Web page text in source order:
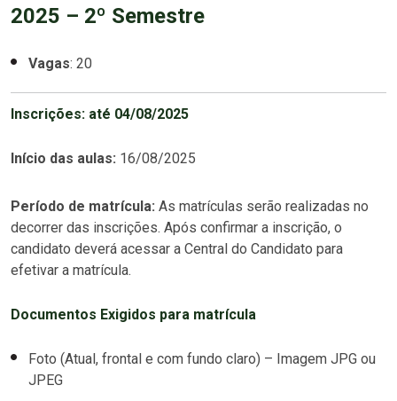
2025 – 2º Semestre
Vagas: 20
Inscrições: até 04/08/2025
Início das aulas: 16/08/2025
Período de matrícula: As matrículas serão realizadas no
decorrer das inscrições. Após confirmar a inscrição, o
candidato deverá acessar a Central do Candidato para
efetivar a matrícula.
Documentos Exigidos para matrícula
Foto (Atual, frontal e com fundo claro) – Imagem JPG ou
JPEG